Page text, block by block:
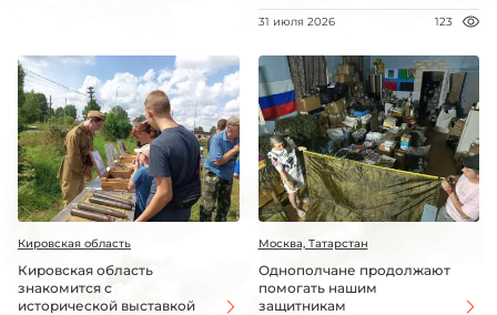
31 июля 2026 123
Кировская область
Кировская область
знакомится с
исторической выставкой
Москва, Татарстан
Однополчане продолжают
помогать нашим
защитникам